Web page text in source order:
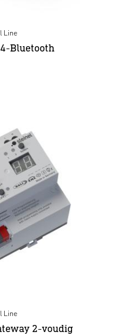
Line
Bluetooth
Line
2-voudig